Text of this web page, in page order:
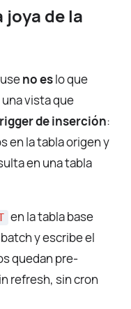
de la
no eslo que
una vista que
de inserción:
en la tabla origen y
en una tabla
en la tabla base
y escribe el
quedan pre-
refresh, sin cron